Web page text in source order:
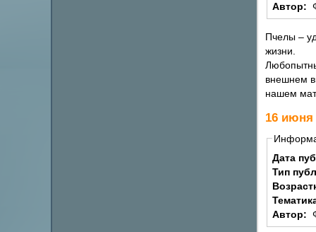
Автор:
Пчелы –
жизни.
внешнем
нашем
16 июня
Дата
Тип
Автор: